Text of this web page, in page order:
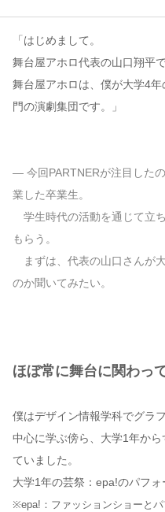
「はじめまして。
舞台屋アホロ代表の山口翔平で
舞台屋アホロは、僕が大学4
門の演劇集団です。」
— 今回PARTNERが注目した
業した卒業生。
学生時代の活動を通じて立
もらう。
まずは、代表の山口さんが
のか聞いてみたい。
ほぼ常に舞台に関わっ
僕はデザイン情報学科でグラ
中心に学ぶ傍ら、大学1年か
ていました。
大学1年の芸祭：epa!のパフォ
※epa!：ファッションショーと